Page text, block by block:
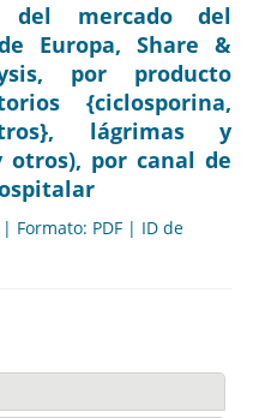
del mercado del
Europa, Share &
por producto
{ciclosporina,
lágrimas y
por canal de
Formato: PDF | ID de